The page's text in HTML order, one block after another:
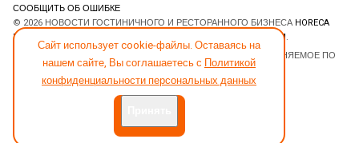
Сайт использует cookie-файлы. Оставаясь на
нашем сайте, Вы соглашаетесь с Политикой
конфиденциальности персональных данных
СООБЩИТЬ ОБ ОШИБКЕ
© 2026 НОВОСТИ ГОСТИНИЧНОГО И РЕСТОРАННОГО БИЗНЕСА HORECA
ESTATE
JOOMLART.COM.
- ПРОГРАММНОЕ ОБЕСПЕЧЕНИЕ, РАСПРОСТРАНЯЕМОЕ ПО
ЛИЦЕНЗИИGNU GENERAL PUBLIC LICENSE